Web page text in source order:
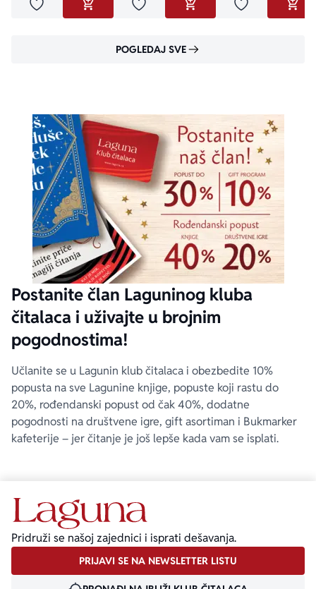
Dodaj u omiljeneDODAJ U KORPUDodaj u omiljeneDODAJ U KORPU
Dodaj u
POGLEDAJ SVE
Postanite član Laguninog kluba
čitalaca i uživajte u brojnim
pogodnostima!
Učlanite se u Lagunin klub čitalaca i obezbedite 10%
popusta na sve Lagunine knjige, popuste koji rastu do
20%, rođendanski popust od čak 40%, dodatne
pogodnosti na društvene igre, gift asortiman i Bukmarker
kafeterije – jer čitanje je još lepše kada vam se isplati.
Pridruži se našoj zajednici i isprati dešavanja.
PRIJAVI SE NA NEWSLETTER LISTU